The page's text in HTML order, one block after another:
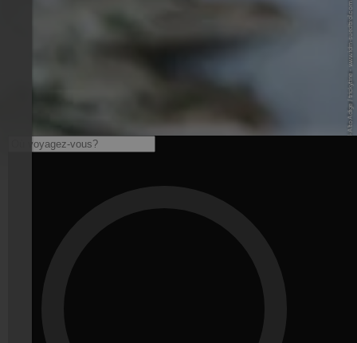
© IDM Südtirol-Alto Adige / trickytine - www.idm-suedtirol.com